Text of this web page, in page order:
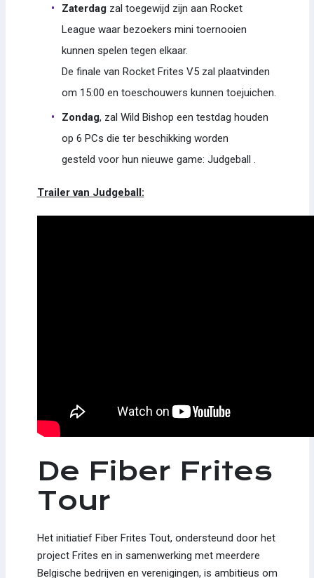
Zaterdagzal toegewijd zijn aan Rocket
League waar bezoekers mini toernooien
kunnen spelen tegen elkaar.
De finale van Rocket Frites V5 zal plaatvinden
om 15:00 en toeschouwers kunnen toejuichen.
Zondag, zal Wild Bishop een testdag houden
op 6 PCs die ter beschikking worden
gesteld voor hun nieuwe game: Judgeball .
Trailer van Judgeball:
De Fiber Frites
Tour
Het initiatief Fiber Frites Tout, ondersteund door het
project Frites en in samenwerking met meerdere
Belgische bedrijven en verenigingen, is ambitieus om